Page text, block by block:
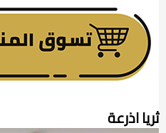
ثريا اذرعة